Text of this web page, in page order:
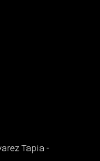
Tapia -